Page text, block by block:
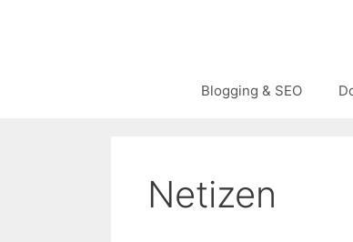
Blogging & SEO
Netizen